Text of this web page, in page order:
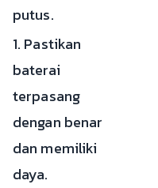
putus.
1. Pastikan
baterai
terpasang
dengan benar
dan memiliki
daya.